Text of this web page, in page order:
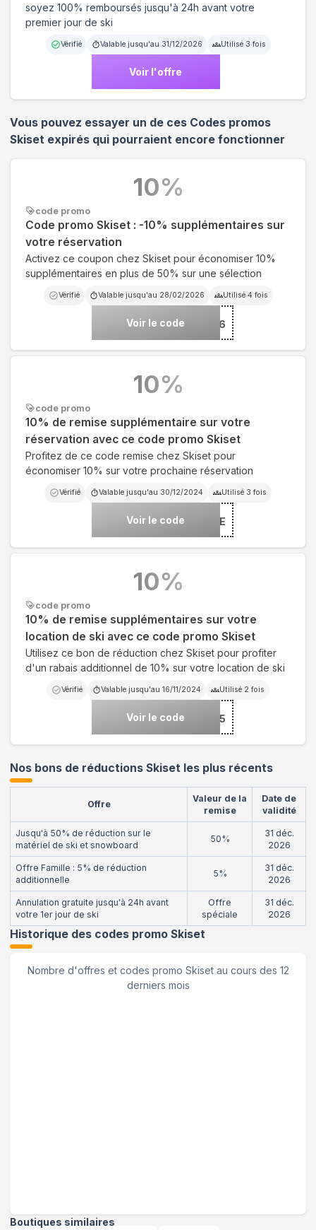
soyez 100% remboursés jusqu'à 24h avant votre
premier jour de ski
Vérifié Valable jusqu'au 31/12/2026 Utilisé 3 fois
Voir l'offre
Vous pouvez essayer un de ces Codes promos
Skiset expirés qui pourraient encore fonctionner
code promo
Code promo Skiset : -10% supplémentaires sur
votre réservation
Activez ce coupon chez Skiset pour économiser 10%
supplémentaires en plus de 50% sur une sélection
Vérifié Valable jusqu'au 28/02/2026 Utilisé 4 fois
Voir le code ***26
10%
code promo
10% de remise supplémentaire sur votre
réservation avec ce code promo Skiset
Profitez de ce code remise chez Skiset pour
économiser 10% sur votre prochaine réservation
Vérifié Valable jusqu'au 30/12/2024 Utilisé 3 fois
Voir le code***SSAVE
10%
code promo
10% de remise supplémentaires sur votre
location de ski avec ce code promo Skiset
Utilisez ce bon de réduction chez Skiset pour profiter
d'un rabais additionnel de 10% sur votre location de ski
Vérifié Valable jusqu'au 16/11/2024 Utilisé 2 fois
Voir le code***EB25
10%
Nos bons de réductions Skiset les plus récents
Offre
Valeur de la
remise
Date de
validité
Jusqu'à 50% de réduction sur le
matériel de ski et snowboard
50%
31 déc.
2026
Offre Famille : 5% de réduction
additionnelle
5%
31 déc.
2026
Annulation gratuite jusqu'à 24h avant
votre 1er jour de ski
Offre
spéciale
31 déc.
2026
Historique des codes promo Skiset
Nombre d'offres et codes promo Skisetau cours des 12
derniers mois
Boutiques similaires